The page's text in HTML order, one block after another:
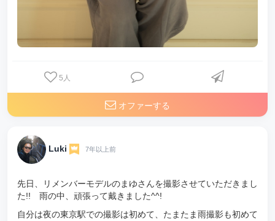
5 人
オファーする
Luki 7年以上前
先日、リメンバーモデルのまゆさんを撮影させていただきまし
た!! 雨の中、頑張って戴きました^^!
自分は夜の東京駅での撮影は初めて、たまたま雨撮影も初めて